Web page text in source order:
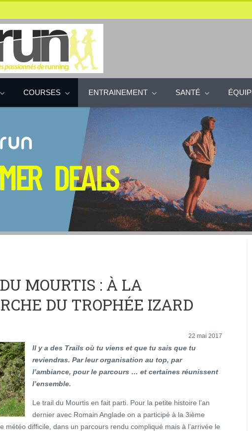
COURSES ENTRAINEMENT SANTÉ
MOURTIS : À LA
DU TROPHÉE IZARD
22 mai 2017
Il y a des Trails où tu viens et que tu sais que tu
reviendras. Par leur organisation au top, par
l’ambiance, pour le parcours … et certaines réunissent
l’ensemble.
Le trail du Mourtis en fait parti. Pour la petite histoire l’an
dernier avec Romain Anglade on a participé à la 3ième
météo difficile, dans un parcours rendu compliqué mais à l’arrivée le